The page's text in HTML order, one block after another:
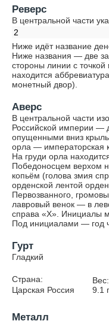
Реверс
В центральной части
2
Ниже идёт название
Ниже названия — две
стороны линии с
находится
монетный двор).
Аверс
В центральной части
Российской империи —
опущенными вниз
орла — императорская
На груди орла
Победоносцем верхом
копьём (голова змия
орденской лентой
Первозванного,
лавровый венок — в
справа «Х». Инициалы
Под инициалами — год
Гурт
Гладкий
Страна:
Царская Россия
Вес:
9.1
Металл